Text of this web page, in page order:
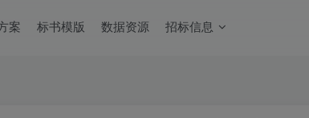
案 标书模版 数据资源 招标信息